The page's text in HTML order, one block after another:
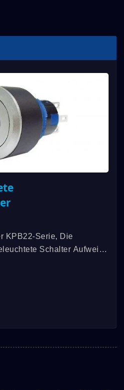
KPB22-Serie, Die
Schalter Aufweist,
Gestaltete